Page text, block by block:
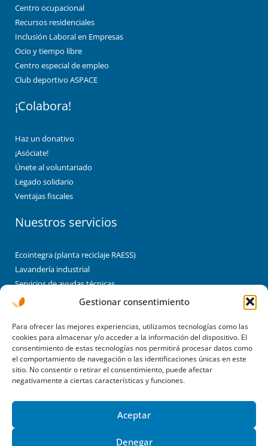
Gestionar consentimiento
Para ofrecer las mejores experiencias, utilizamos tecnologías como las
cookies para almacenar y/o acceder a la información del dispositivo. El
consentimiento de estas tecnologías nos permitirá procesar datos como
el comportamiento de navegación o las identificaciones únicas en este
sitio. No consentir o retirar el consentimiento, puede afectar
negativamente a ciertas características y funciones.
Aceptar
Denegar
Centro ocupacional
Recursos residenciales
Inclusión Laboral en Empresas
Ocio y tiempo libre
Centro especial de empleo
Club deportivo ASPACE
¡Colabora!
Haz un donativo
¡Asóciate!
Únete al voluntariado
Legado solidario
Ventajas fiscales
Nuestros servicios
Ecointegra (planta reciclaje RAESS)
Lavandería industrial
Servicios de ayudas técnicas
Brigadas de limpieza y jardinería
Enclaves
Albergues
Lekaroz
Pamplona